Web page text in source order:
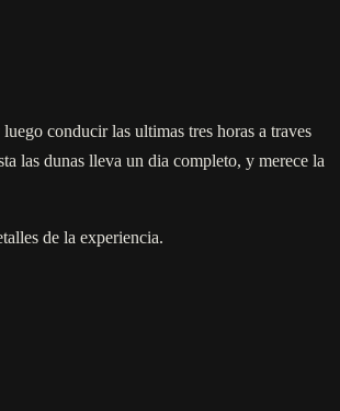
conducir las ultimas tres horas a traves
las dunas lleva un dia completo, y merece la
de la experiencia.